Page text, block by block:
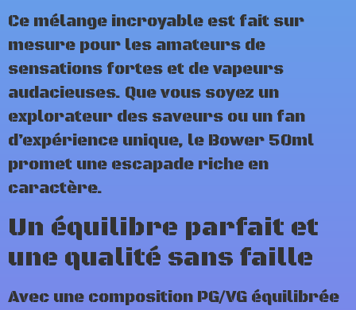
Ce mélange incroyable est fait sur
mesure pour les amateurs de
sensations fortes et de vapeurs
audacieuses. Que vous soyez un
explorateur des saveurs ou un fan
d’expérience unique, le Bower 50ml
promet une escapade riche en
caractère.
Un équilibre parfait et
une qualité sans faille
Avec une composition PG/VG équilibrée